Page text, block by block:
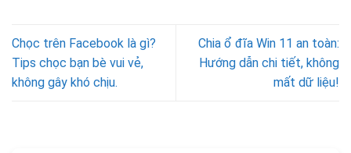
Chọc trên Facebook là gì?
Tips chọc bạn bè vui vẻ,
không gây khó chịu.
Chia ổ đĩa Win 11 an toàn:
Hướng dẫn chi tiết, không
mất dữ liệu!